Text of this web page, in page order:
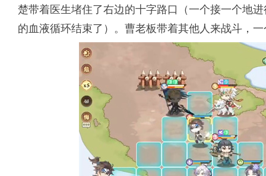
楚带着医生堵住了右边的十字路口（一个接一个地
的血液循环结束了）。曹老板带着其他人来战斗，